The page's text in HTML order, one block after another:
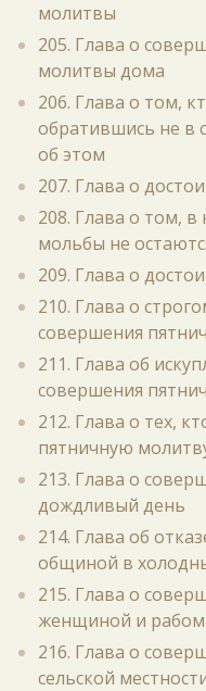
молитвы
205. Глава о
молитвы дома
206. Глава о том,
обратившись не в
об этом
207. Глава о
208. Глава о том,
мольбы не
209. Глава о
210. Глава о
совершения
211. Глава об
совершения
212. Глава о тех,
пятничную
213. Глава о
дождливый день
214. Глава об
общиной в
215. Глава о
женщиной и рабом
216. Глава о
сельской